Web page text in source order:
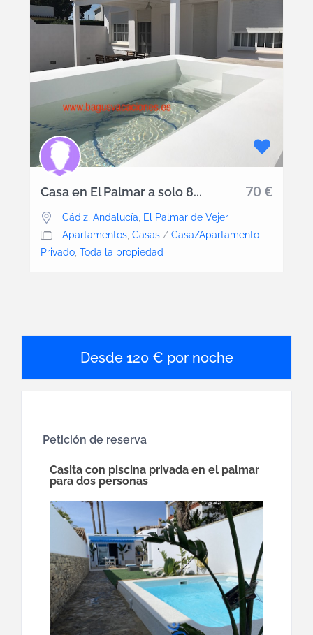
70 €
Casa en El Palmar a solo 8...
Cádiz, Andalucía
El Palmar de Vejer
Apartamentos Casas / Casa/Apartamento
Privado, Toda la propiedad
120 € por noche
Petición de reserva
Casita con piscina privada en el palmar
para dos personas